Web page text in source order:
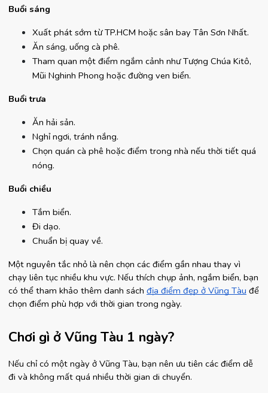
Buổi sáng
Xuất phát sớm từ TP.HCM hoặc sân bay Tân Sơn Nhất.
Ăn sáng, uống cà phê.
Tham quan một điểm ngắm cảnh như Tượng Chúa Kitô,
Mũi Nghinh Phong hoặc đường ven biển.
Buổi trưa
Ăn hải sản.
Nghỉ ngơi, tránh nắng.
Chọn quán cà phê hoặc điểm trong nhà nếu thời tiết quá
nóng.
Buổi chiều
Tắm biển.
Đi dạo.
Chuẩn bị quay về.
Một nguyên tắc nhỏ là nên chọn các điểm gần nhau thay vì
chạy liên tục nhiều khu vực. Nếu thích chụp ảnh, ngắm biển, bạn
có thể tham khảo thêm danh sách địa điểm đẹp ở Vũng Tàu để
chọn điểm phù hợp với thời gian trong ngày.
Chơi gì ở Vũng Tàu 1 ngày?
Nếu chỉ có một ngày ở Vũng Tàu, bạn nên ưu tiên các điểm dễ
đi và không mất quá nhiều thời gian di chuyển.